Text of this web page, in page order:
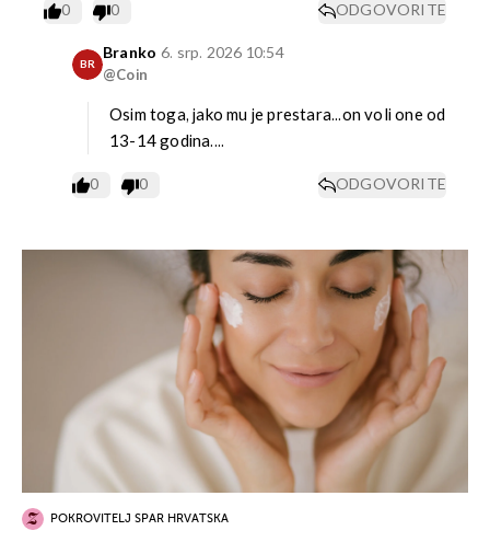
0 0 ODGOVORITE
BR
Branko
@Coin
6. srp. 2026 10:54
Osim toga, jako mu je prestara...on voli one od
13-14 godina....
0 0 ODGOVORITE
POKROVITELJ SPAR HRVATSKA